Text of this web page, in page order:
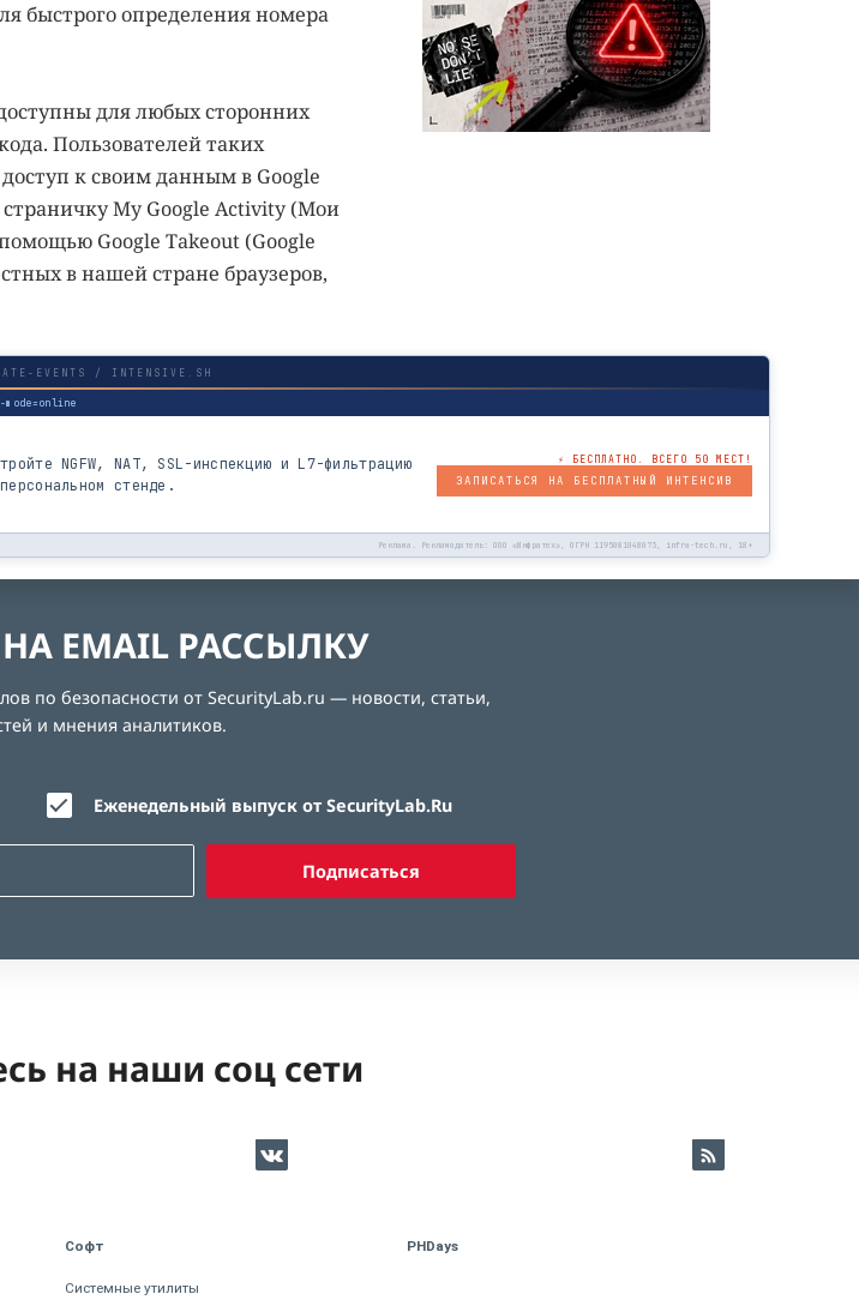
быстрого определения номера
для любых сторонних
Пользователей таких
к своим данным в Google
My Google Activity (Мои
Google Takeout (Google
в нашей стране браузеров,
EVENTS / INTENSIVE.SH
NGFW, NAT, SSL-инспекцию и L7-фильтрацию
стенде.
⚡ БЕСПЛАТНО. ВСЕГО 50 МЕСТ!
ЗАПИСАТЬСЯ НА БЕСПЛАТНЫЙ ИНТЕНСИВ
Реклама. Рекламодатель: ООО «Инфратех», ОГРН 1195081048073, infra-tech.ru, 18+
EMAIL РАССЫЛКУ
по безопасности от SecurityLab.ru — новости, статьи,
и мнения аналитиков.
Еженедельный выпуск от SecurityLab.Ru
Подписаться
на наши соц сети
Софт
Системные утилиты
PHDays